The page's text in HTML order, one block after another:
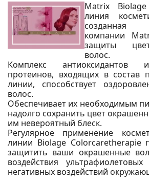
Matrix
линия
созданная
компании
защиты
волос.
Комплекс антиоксидантов
протеинов, входящих в состав
линии, способствует
волос.
Обеспечивает их необходимым
надолго сохранить цвет
им невероятный блеск.
Регулярное применение
линии Biolage Colorcaretherapie
защитить ваши окрашенные
воздействия
негативных воздействий